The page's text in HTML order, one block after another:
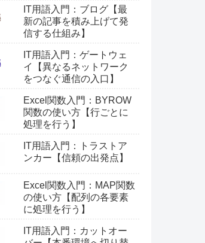
IT用語入門：ブログ【最
新の記事を積み上げて発
信する仕組み】
IT用語入門：ゲートウェ
イ【異なるネットワーク
をつなぐ通信の入口】
Excel関数入門：BYROW
関数の使い方【行ごとに
処理を行う】
IT用語入門：トラストア
ンカー【信頼の出発点】
Excel関数入門：MAP関数
の使い方【配列の各要素
に処理を行う】
IT用語入門：カットオー